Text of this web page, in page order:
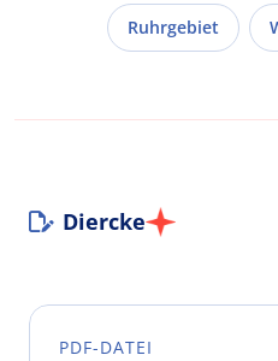
Ruhrgebiet
Diercke
PDF-DATEI